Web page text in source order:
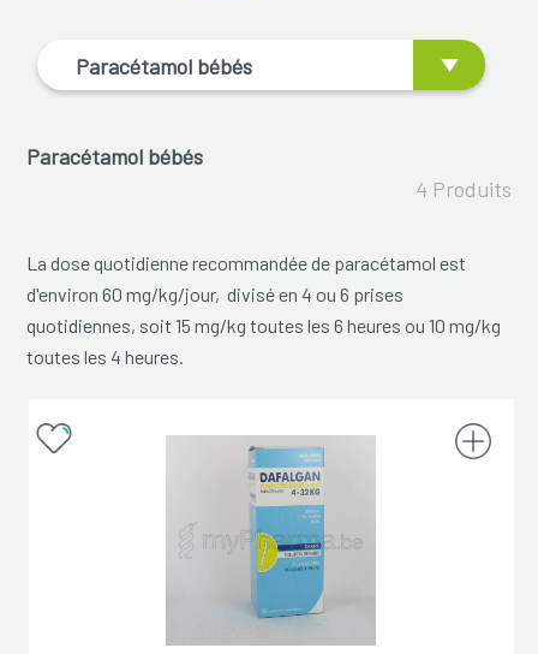
Paracétamol bébés
Paracétamol bébés
4 Produits
La dose quotidienne recommandée de paracétamol est
d'environ 60 mg/kg/jour, divisé en 4 ou 6 prises
quotidiennes, soit 15 mg/kg toutes les 6 heures ou 10 mg/kg
toutes les 4 heures.